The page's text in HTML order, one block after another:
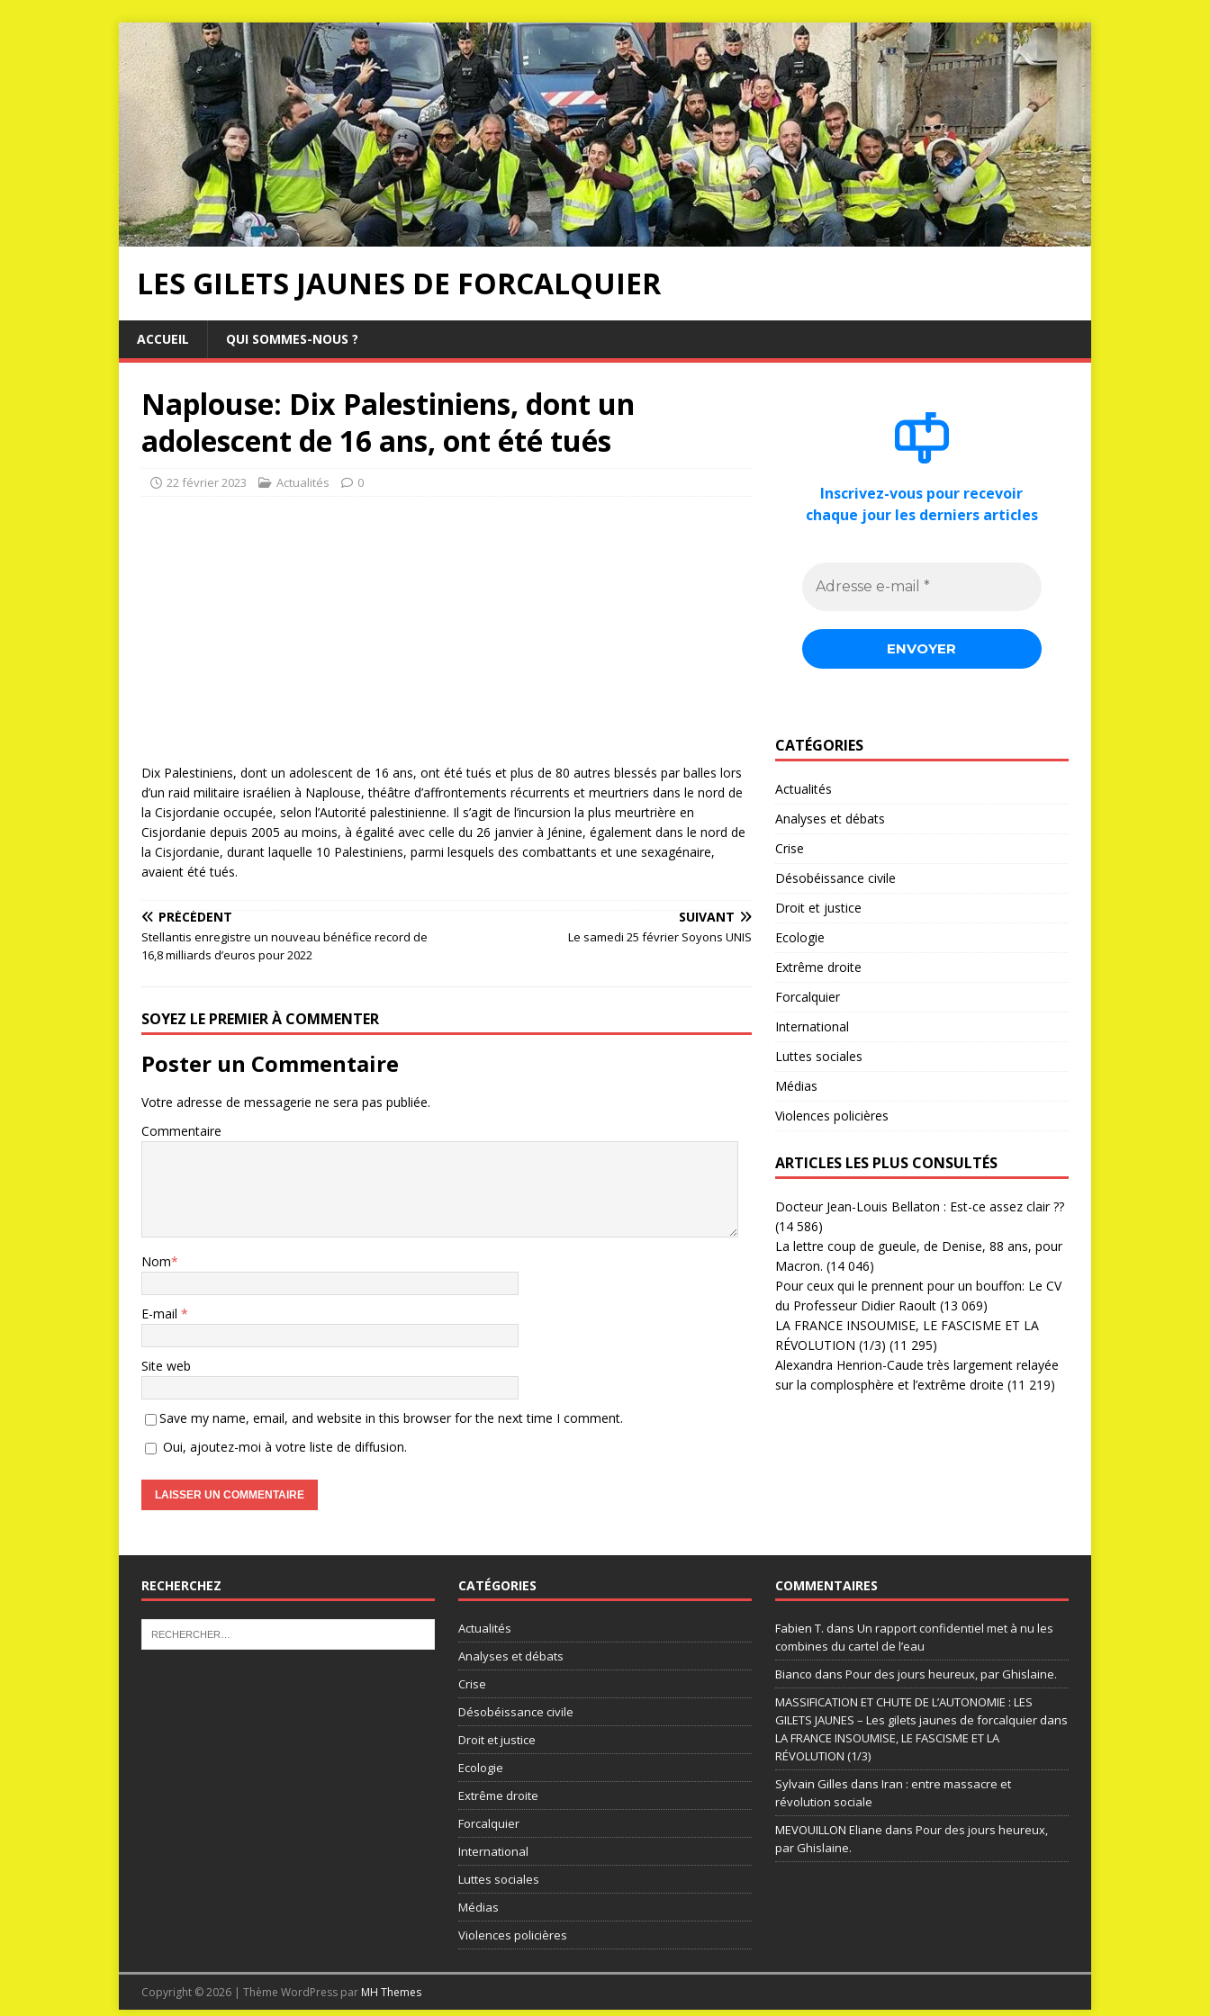
LES GILETS JAUNES DE FORCALQUIER
ACCUEIL QUI SOMMES-NOUS ?
Naplouse: Dix Palestiniens, dont un
adolescent de 16 ans, ont été tués
22 février 2023 Actualités 0
Dix Palestiniens, dont un adolescent de 16 ans, ont été tués et plus de 80 autres blessés par balles lors
d’un raid militaire israélien à Naplouse, théâtre d’affrontements récurrents et meurtriers dans le nord de
la Cisjordanie occupée, selon l’Autorité palestinienne. Il s’agit de l’incursion la plus meurtrière en
Cisjordanie depuis 2005 au moins, à égalité avec celle du 26 janvier à Jénine, également dans le nord de
la Cisjordanie, durant laquelle 10 Palestiniens, parmi lesquels des combattants et une sexagénaire,
avaient été tués.
PRÉCÉDENT
Stellantis enregistre un nouveau bénéfice record de
16,8 milliards d’euros pour 2022
SUIVANT
Le samedi 25 février Soyons UNIS
SOYEZ LE PREMIER À COMMENTER
Poster un Commentaire
Votre adresse de messagerie ne sera pas publiée.
Commentaire
Nom*
E-mail *
Site web
Save my name, email, and website in this browser for the next time I comment.
Oui, ajoutez-moi à votre liste de diffusion.
Inscrivez-vous pour recevoir
chaque jour les derniers articles
CATÉGORIES
Actualités
Analyses et débats
Crise
Désobéissance civile
Droit et justice
Ecologie
Extrême droite
Forcalquier
International
Luttes sociales
Médias
Violences policières
ARTICLES LES PLUS CONSULTÉS
Docteur Jean-Louis Bellaton : Est-ce assez clair ??
(14 586)
La lettre coup de gueule, de Denise, 88 ans, pour
Macron. (14 046)
Pour ceux qui le prennent pour un bouffon: Le CV
du Professeur Didier Raoult (13 069)
LA FRANCE INSOUMISE, LE FASCISME ET LA
RÉVOLUTION (1/3) (11 295)
Alexandra Henrion-Caude très largement relayée
sur la complosphère et l’extrême droite (11 219)
RECHERCHEZ CATÉGORIES
Actualités
Analyses et débats
Crise
Désobéissance civile
Droit et justice
Ecologie
Extrême droite
Forcalquier
International
Luttes sociales
Médias
Violences policières
COMMENTAIRES
Fabien T. dans Un rapport confidentiel met à nu les
combines du cartel de l’eau
Bianco dans Pour des jours heureux, par Ghislaine.
MASSIFICATION ET CHUTE DE L’AUTONOMIE : LES
GILETS JAUNES – Les gilets jaunes de forcalquierdans
LA FRANCE INSOUMISE, LE FASCISME ET LA
RÉVOLUTION (1/3)
Sylvain Gilles dans Iran : entre massacre et
révolution sociale
MEVOUILLON Eliane dans Pour des jours heureux,
par Ghislaine.
Copyright © 2026 | Thème WordPress par MH Themes